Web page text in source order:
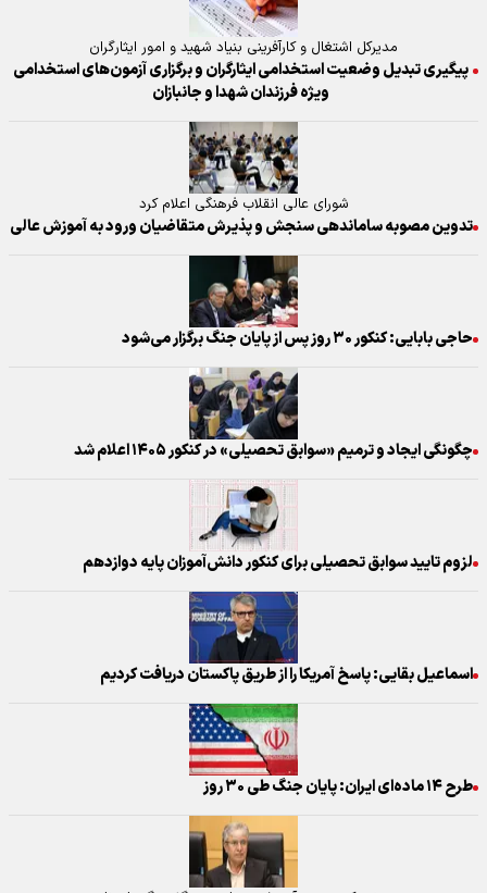
مدیرکل اشتغال و کارآفرینی بنیاد شهید و امور ایثارگران
پیگیری تبدیل وضعیت استخدامی ایثارگران و برگزاری آزمون‌های استخدامی
ویژه فرزندان شهدا و جانبازان
شورای عالی انقلاب فرهنگی اعلام کرد
تدوین مصوبه ساماندهی سنجش و پذیرش متقاضیان ورود به آموزش عالی
حاجی بابایی: کنکور ۳۰ روز پس از پایان جنگ برگزار می‌شود
چگونگی ایجاد و ترمیم «سوابق تحصیلی» در کنکور ۱۴۰۵ اعلام شد
لزوم تایید سوابق تحصیلی برای کنکور دانش‌آموزان پایه دوازدهم
اسماعیل بقایی: پاسخ آمریکا را از طریق پاکستان دریافت کردیم
طرح ۱۴ ماده‌ای ایران: پایان جنگ طی ۳۰ روز